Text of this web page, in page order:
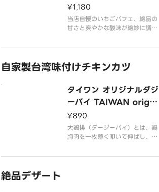
¥1,180
当店自慢のいちごパフェ、絶品の
甘さと爽やかな酸味が絶妙に調和
富に使用され、ふんわりとしたホ
で溶けるような贅沢な味わいをお
楽しみいただけます。季節感溢れ
福のひとときをお過ご
自家製台湾味付けチキンカツ
タイワン オリジナルダジ
ーパイ TAIWAN origin
al fried chicken
¥890
大鶏排（ダージーパイ）とは、鶏
胸肉を一枚薄く叩いて伸ばし、丸
です。 ザクザク食感とスパイシー
絶品デザート